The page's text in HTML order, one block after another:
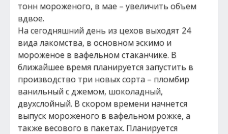
тонн мороженого, в мае – увеличить объем
вдвое.
На сегодняшний день из цехов выходят 24
вида лакомства, в основном эскимо и
мороженое в вафельном стаканчике. В
ближайшее время планируется запустить в
производство три новых сорта – пломбир
ванильный с джемом, шоколадный,
двухслойный. В скором времени начнется
выпуск мороженого в вафельном рожке, а
также весового в пакетах. Планируется